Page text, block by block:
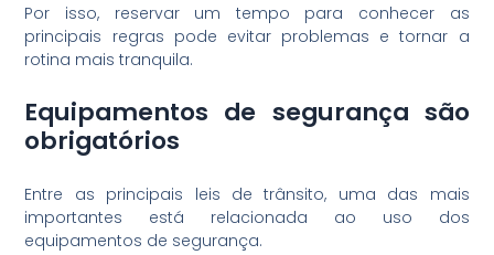
Por isso, reservar um tempo para conhecer as
principais regras pode evitar problemas e tornar a
rotina mais tranquila.
Equipamentos de segurança são
obrigatórios
Entre as principais leis de trânsito, uma das mais
importantes está relacionada ao uso dos
equipamentos de segurança.